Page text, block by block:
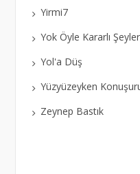
Yirmi7
Yok Öyle Kararlı Şeyler
Yol'a Düş
Yüzyüzeyken
Zeynep Bastık